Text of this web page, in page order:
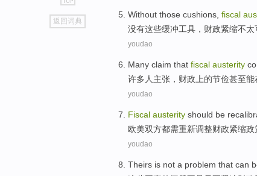
go
top
返回词典
Without those cushions fiscal
没有这些缓冲工具 ， 财政紧缩不太
youdao
Many claim that fiscal austerity
许多 人主张 ， 财政上的节俭甚至能
youdao
Fiscal austerity should be
欧美双方都需重新调整财政紧缩政
youdao
Theirs is not a problem that can